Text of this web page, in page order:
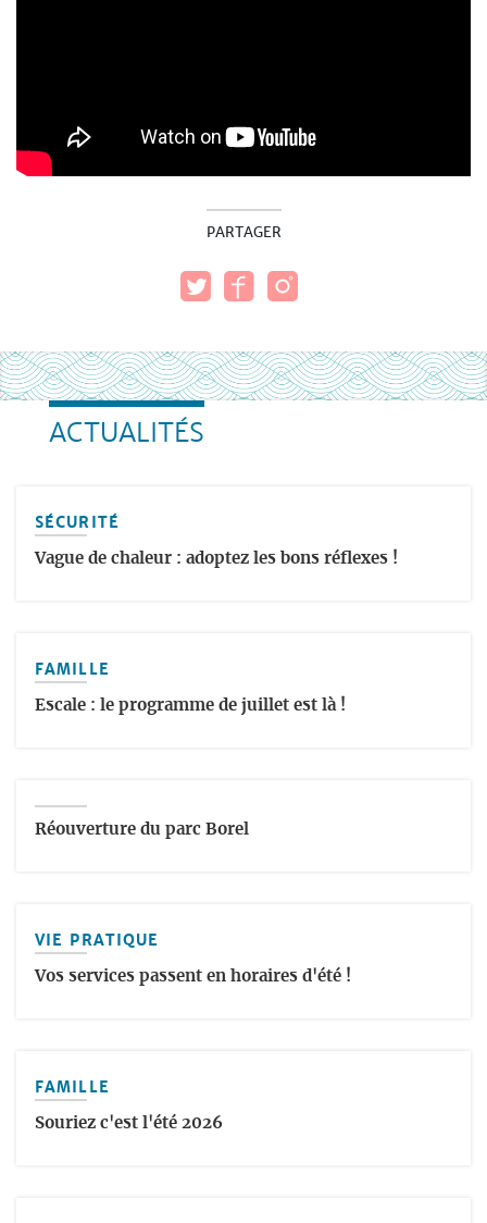
PARTAGER
ACTUALITÉS
SÉCURITÉ
Vague de chaleur : adoptez les bons réflexes !
FAMILLE
Escale : le programme de juillet est là !
Réouverture du parc Borel
VIE PRATIQUE
Vos services passent en horaires d'été !
FAMILLE
Souriez c'est l'été 2026